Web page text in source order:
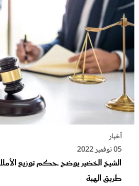
أخبار
05 نوفمبر 2022
الشيخ الخضير يوضح حكم توزيع
طريق الهبة